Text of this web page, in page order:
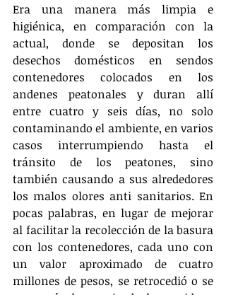
Era una manera más limpia e
higiénica, en comparación con la
actual, donde se depositan los
desechos domésticos en sendos
contenedores colocados en los
andenes peatonales y duran allí
entre cuatro y seis días, no solo
contaminando el ambiente, en varios
casos interrumpiendo hasta el
tránsito de los peatones, sino
también causando a sus alrededores
los malos olores anti sanitarios. En
pocas palabras, en lugar de mejorar
al facilitar la recolección de la basura
con los contenedores, cada uno con
un valor aproximado de cuatro
millones de pesos, se retrocedió o se